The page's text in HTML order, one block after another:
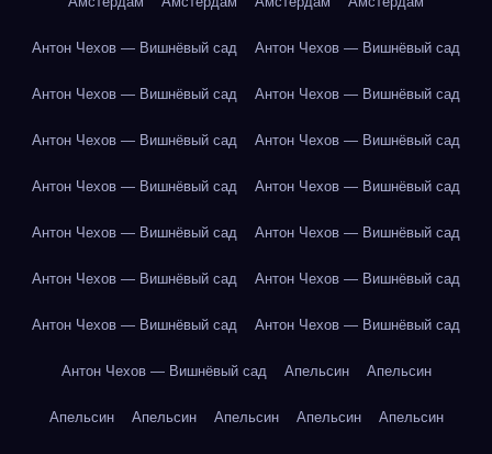
Антон Чехов — Вишнёвый сад Антон Чехов — Вишнёвый сад
Антон Чехов — Вишнёвый сад Антон Чехов — Вишнёвый сад
Антон Чехов — Вишнёвый сад Антон Чехов — Вишнёвый сад
Антон Чехов — Вишнёвый сад Антон Чехов — Вишнёвый сад
Антон Чехов — Вишнёвый сад Антон Чехов — Вишнёвый сад
Антон Чехов — Вишнёвый сад Антон Чехов — Вишнёвый сад
Антон Чехов — Вишнёвый сад Антон Чехов — Вишнёвый сад
Антон Чехов — Вишнёвый сад Апельсин Апельсин
Апельсин Апельсин Апельсин Апельсин Апельсин